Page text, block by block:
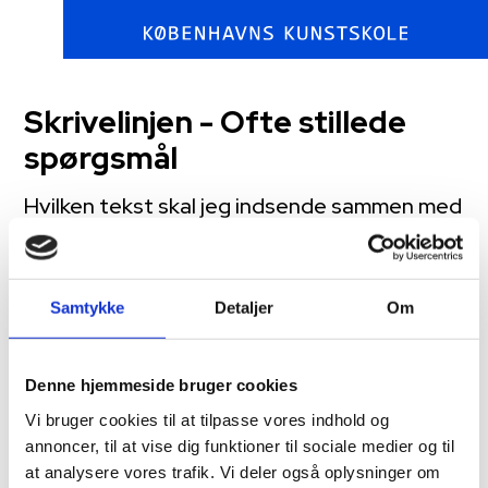
Samtykke Detaljer Om
Denne hjemmeside bruger cookies
Vi bruger cookies til at tilpasse vores indhold og
annoncer, til at vise dig funktioner til sociale medier og til
at analysere vores trafik. Vi deler også oplysninger om
Skrivelinjen - Ofte stillede
spørgsmål
Hvilken tekst skal jeg indsende sammen med
min ansøgning til skrivelinjen?
med tekst. Det kan være 2-3 siders ny eller gammel
tekst – alt fra digte, lyrik, poesi til uddrag af noveller eller
af en ansøgning eller en ansøgers talent, men er
udelukkende en hjælp til at danne et billede af et samlet
hold og hvilke former for tekst, de studerende arbejder
eller har arbejdet med.​ Det behøver ikke at bestå af
færdige tekster, men gerne et uddrag af forskellige
tekster.